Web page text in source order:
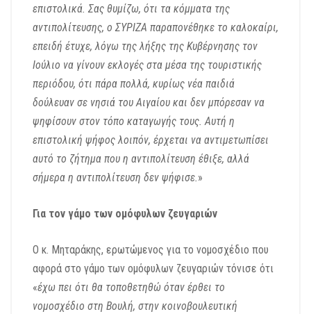
επιστολικά. Σας θυμίζω, ότι τα κόμματα της
αντιπολίτευσης, ο ΣΥΡΙΖΑ παραπονέθηκε το καλοκαίρι,
επειδή έτυχε, λόγω της λήξης της Κυβέρνησης τον
Ιούλιο να γίνουν εκλογές στα μέσα της τουριστικής
περιόδου, ότι πάρα πολλά, κυρίως νέα παιδιά
δούλευαν σε νησιά του Αιγαίου και δεν μπόρεσαν να
ψηφίσουν στον τόπο καταγωγής τους. Αυτή η
επιστολική ψήφος λοιπόν, έρχεται να αντιμετωπίσει
αυτό το ζήτημα που η αντιπολίτευση έθιξε, αλλά
σήμερα η αντιπολίτευση δεν ψήφισε.»
Για τον γάμο των ομόφυλων ζευγαριών
Ο κ. Μηταράκης, ερωτώμενος για το νομοσχέδιο που
αφορά στο γάμο των ομόφυλων ζευγαριών τόνισε ότι
«έχω πει ότι θα τοποθετηθώ όταν έρθει το
νομοσχέδιο στη Βουλή, στην κοινοβουλευτική